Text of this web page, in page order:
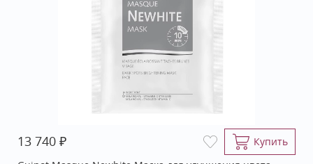
13 740 ₽
Купить